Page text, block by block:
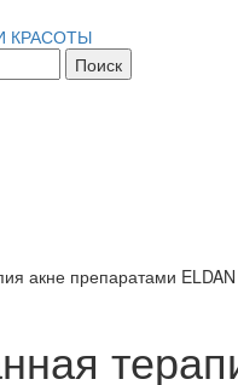
КРАСОТЫ
акне препаратами